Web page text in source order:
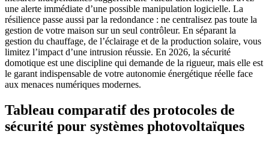
une alerte immédiate d’une possible manipulation logicielle. La
résilience passe aussi par la redondance : ne centralisez pas toute la
gestion de votre maison sur un seul contrôleur. En séparant la
gestion du chauffage, de l’éclairage et de la production solaire, vous
limitez l’impact d’une intrusion réussie. En 2026, la sécurité
domotique est une discipline qui demande de la rigueur, mais elle est
le garant indispensable de votre autonomie énergétique réelle face
aux menaces numériques modernes.
Tableau comparatif des protocoles de
sécurité pour systèmes photovoltaïques